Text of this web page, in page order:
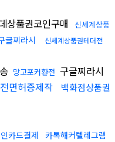
상품권코인구매
신세계상품
글찌라시
신세계상품권테더전
망고포커환전 구글찌라시
면허증제작
백화점상품권
카드결제
카톡해커텔레그램